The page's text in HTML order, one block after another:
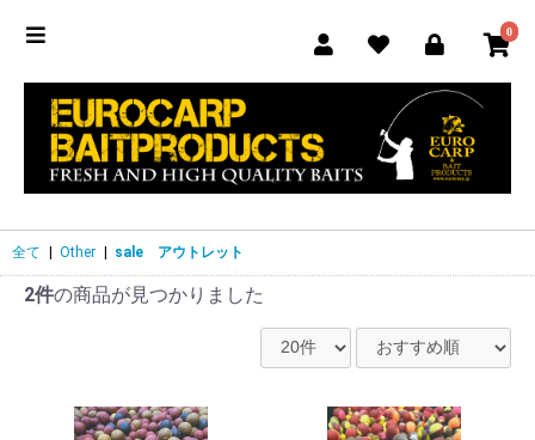
0
全て Other sale アウトレット
2件の商品が見つかりました